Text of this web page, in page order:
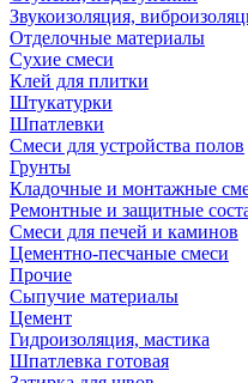
Звукоизоляция,
Отделочные материалы
Сухие смеси
Клей для плитки
Штукатурки
Шпатлевки
Смеси для устройства полов
Грунты
Кладочные и монтажные
Ремонтные и защитные
Смеси для печей и каминов
Цементно-песчаные смеси
Прочие
Сыпучие материалы
Цемент
Гидроизоляция, мастика
Шпатлевка готовая